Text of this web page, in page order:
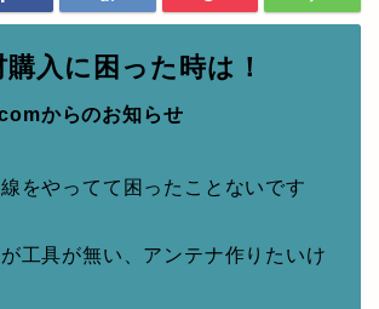
購入に困った時は！
からのお知らせ
をやってて困ったことないです
工具が無い、アンテナ作りたいけ